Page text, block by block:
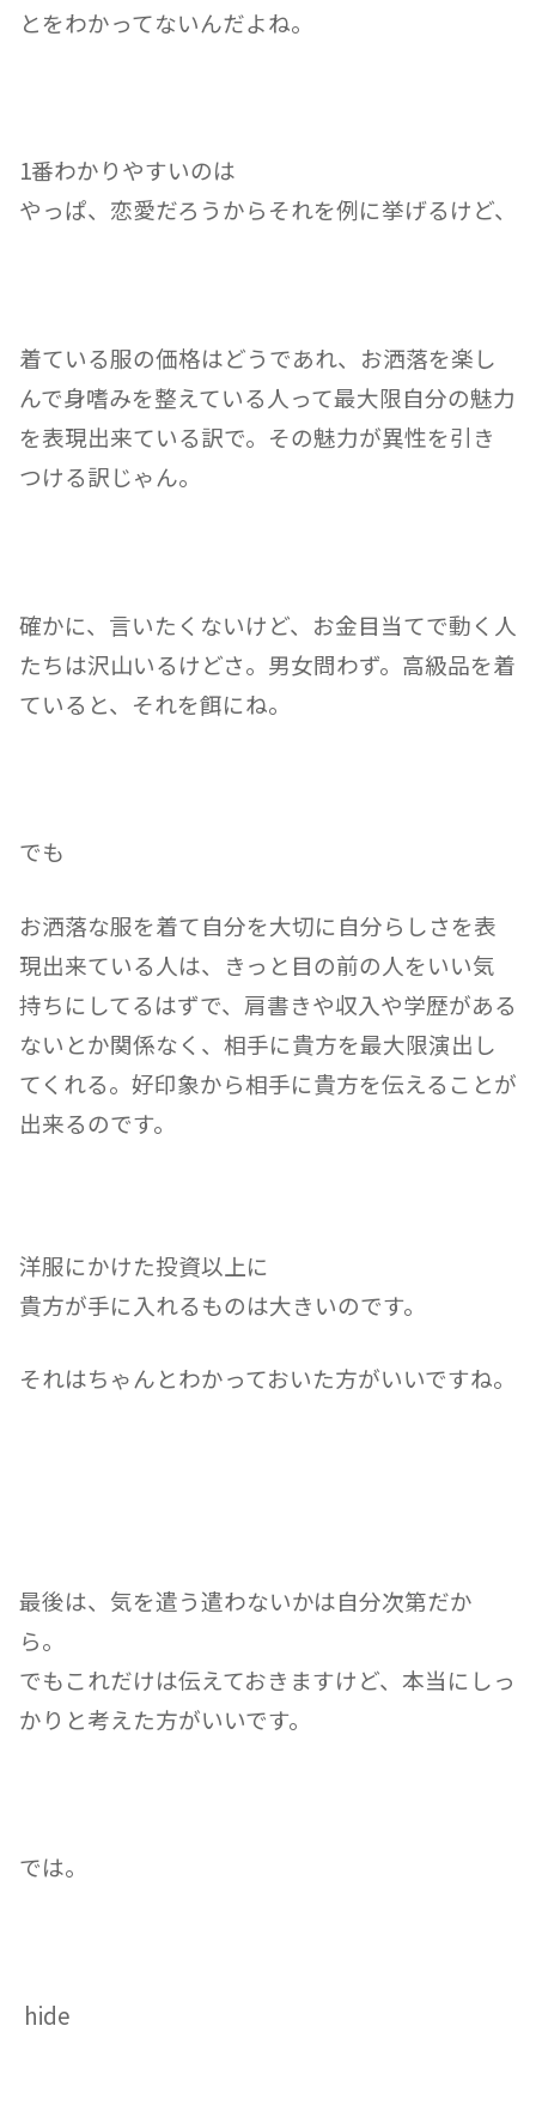
とをわかってないんだよね。
1番わかりやすいのは
やっぱ、恋愛だろうからそれを例に挙げるけど、
着ている服の価格はどうであれ、お洒落を楽し
んで身嗜みを整えている人って最大限自分の魅力
を表現出来ている訳で。 その魅力が異性を引き
つける訳じゃん。
確かに、 言いたくないけど、お金目当てで動く人
たちは沢山いるけどさ。男女問わず。高級品を着
ていると、それを餌にね。
でも
お洒落な服を着て自分を大切に自分らしさを表
現出来ている人は、きっと目の前の人をいい気
持ちにしてるはずで、肩書きや収入や学歴がある
ないとか関係なく、相手に貴方を最大限演出し
てくれる。好印象から相手に貴方を伝えることが
出来るのです。
洋服にかけた投資以上に
貴方が手に入れるものは大きいのです。
それはちゃんとわかっておいた方がいいですね。
最後は、気を遣う遣わないかは自分次第だか
ら。
でもこれだけは伝えておきますけど、本当に しっ
かりと考えた方がいいです。
では。
hide